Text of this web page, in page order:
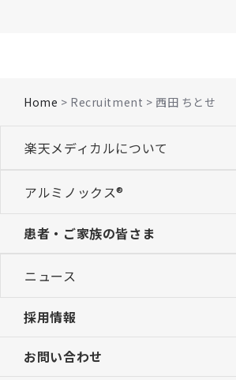
Home > Recruitment > 西田 ちとせ
楽天メディカルについて
アルミノックス®
患者・ご家族の皆さま
ニュース
採用情報
お問い合わせ